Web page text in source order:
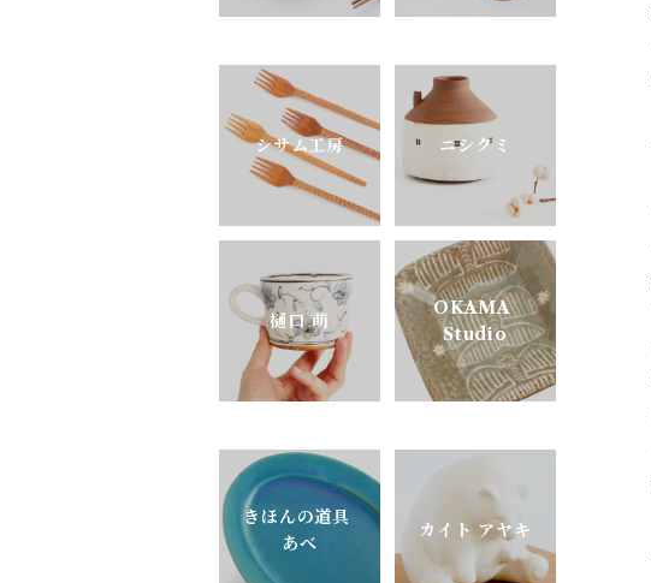
シサム工房 ニシクミ
樋口 萌
OKAMA
Studio
きほんの道具
あべ
カイト アヤキ